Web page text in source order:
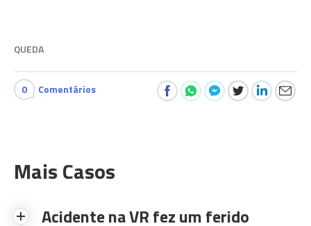
QUEDA
0 Comentários
Mais Casos
Acidente na VR fez um ferido